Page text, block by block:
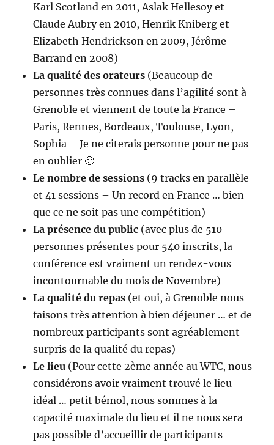
Karl Scotland en 2011, Aslak Hellesoy et
Claude Aubry en 2010, Henrik Kniberg et
Elizabeth Hendrickson en 2009, Jérôme
Barrand en 2008)
La qualité des orateurs (Beaucoup de
personnes très connues dans l’agilité sont à
Grenoble et viennent de toute la France –
Paris, Rennes, Bordeaux, Toulouse, Lyon,
Sophia – Je ne citerais personne pour ne pas
en oublier 🙂
Le nombre de sessions (9 tracks en parallèle
et 41 sessions – Un record en France … bien
que ce ne soit pas une compétition)
La présence du public (avec plus de 510
personnes présentes pour 540 inscrits, la
conférence est vraiment un rendez-vous
incontournable du mois de Novembre)
La qualité du repas (et oui, à Grenoble nous
faisons très attention à bien déjeuner … et de
nombreux participants sont agréablement
surpris de la qualité du repas)
Le lieu (Pour cette 2ème année au WTC, nous
considérons avoir vraiment trouvé le lieu
idéal … petit bémol, nous sommes à la
capacité maximale du lieu et il ne nous sera
pas possible d’accueillir de participants